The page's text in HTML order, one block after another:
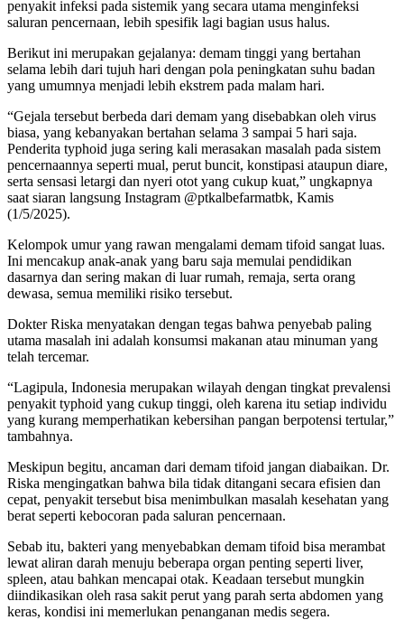
penyakit infeksi pada sistemik yang secara utama menginfeksi
saluran pencernaan, lebih spesifik lagi bagian usus halus.
Berikut ini merupakan gejalanya: demam tinggi yang bertahan
selama lebih dari tujuh hari dengan pola peningkatan suhu badan
yang umumnya menjadi lebih ekstrem pada malam hari.
“Gejala tersebut berbeda dari demam yang disebabkan oleh virus
biasa, yang kebanyakan bertahan selama 3 sampai 5 hari saja.
Penderita typhoid juga sering kali merasakan masalah pada sistem
pencernaannya seperti mual, perut buncit, konstipasi ataupun diare,
serta sensasi letargi dan nyeri otot yang cukup kuat,” ungkapnya
saat siaran langsung Instagram @ptkalbefarmatbk, Kamis
(1/5/2025).
Kelompok umur yang rawan mengalami demam tifoid sangat luas.
Ini mencakup anak-anak yang baru saja memulai pendidikan
dasarnya dan sering makan di luar rumah, remaja, serta orang
dewasa, semua memiliki risiko tersebut.
Dokter Riska menyatakan dengan tegas bahwa penyebab paling
utama masalah ini adalah konsumsi makanan atau minuman yang
telah tercemar.
“Lagipula, Indonesia merupakan wilayah dengan tingkat prevalensi
penyakit typhoid yang cukup tinggi, oleh karena itu setiap individu
yang kurang memperhatikan kebersihan pangan berpotensi tertular,”
tambahnya.
Meskipun begitu, ancaman dari demam tifoid jangan diabaikan. Dr.
Riska mengingatkan bahwa bila tidak ditangani secara efisien dan
cepat, penyakit tersebut bisa menimbulkan masalah kesehatan yang
berat seperti kebocoran pada saluran pencernaan.
Sebab itu, bakteri yang menyebabkan demam tifoid bisa merambat
lewat aliran darah menuju beberapa organ penting seperti liver,
spleen, atau bahkan mencapai otak. Keadaan tersebut mungkin
diindikasikan oleh rasa sakit perut yang parah serta abdomen yang
keras, kondisi ini memerlukan penanganan medis segera.